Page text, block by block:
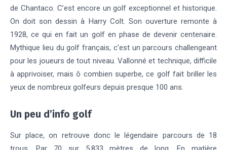
de Chantaco. C’est encore un golf exceptionnel et historique.
On doit son dessin à Harry Colt. Son ouverture remonte à
1928, ce qui en fait un golf en phase de devenir centenaire.
Mythique lieu du golf français, c’est un parcours challengeant
pour les joueurs de tout niveau. Vallonné et technique, difficile
à apprivoiser, mais ô combien superbe, ce golf fait briller les
yeux de nombreux golfeurs depuis presque 100 ans.
Un peu d’info golf
Sur place, on retrouve donc le légendaire parcours de 18